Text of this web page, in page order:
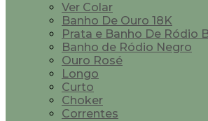
Ver Colar
Banho De Ouro 18K
Prata e Banho De Ródio
Banho de Ródio Negro
Ouro Rosé
Longo
Curto
Choker
Correntes